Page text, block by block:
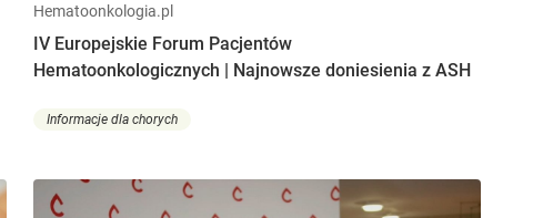
Hematoonkologia.pl
IV Europejskie Forum Pacjentów
Hematoonkologicznych | Najnowsze doniesienia z ASH
Informacje dla chorych